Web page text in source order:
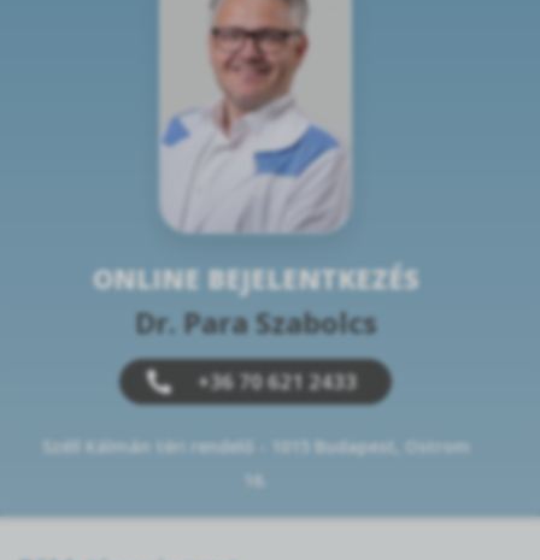
ONLINE BEJELENTKEZÉS
Dr. Para Szabolcs
+36 70 621 2433
Széll Kálmán téri rendelő - 1015 Budapest, Ostrom
16.